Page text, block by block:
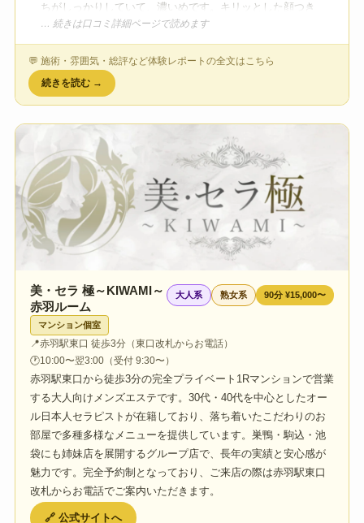
ちがしっかりしていて、濃いめです。キリッとした顔つき
で、どちらかというと綺麗系。
… 続きは口コミ詳細ページで読めます
💬 施術・雰囲気・総評など体験レポートの全文はこちら
続きを読む →
美・セラ 極～KIWAMI～
赤羽ルーム
大人系 熟女系 90分 ¥15,000〜
マンション個室
📍赤羽駅東口 徒歩3分（東口改札からお電話）
🕐10:00〜翌3:00（受付 9:30〜）
赤羽駅東口から徒歩3分の完全プライベート1Rマンションで営業
する大人向けメンズエステです。30代・40代を中心としたオー
ル日本人セラピストが在籍しており、落ち着いたこだわりのお
部屋で多種多様なメニューを提供しています。巣鴨・駒込・池
袋にも姉妹店を展開するグループ店で、長年の実績と安心感が
魅力です。完全予約制となっており、ご来店の際は赤羽駅東口
改札からお電話でご案内いただきます。
🔗 公式サイトへ